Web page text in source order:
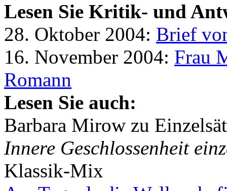
Lesen Sie Kritik- und
28. Oktober 2004: Brief
16. November 2004: Frau
Romann
Lesen Sie auch:
Barbara Mirow zu
Innere Geschlossenheit
Klassik-Mix